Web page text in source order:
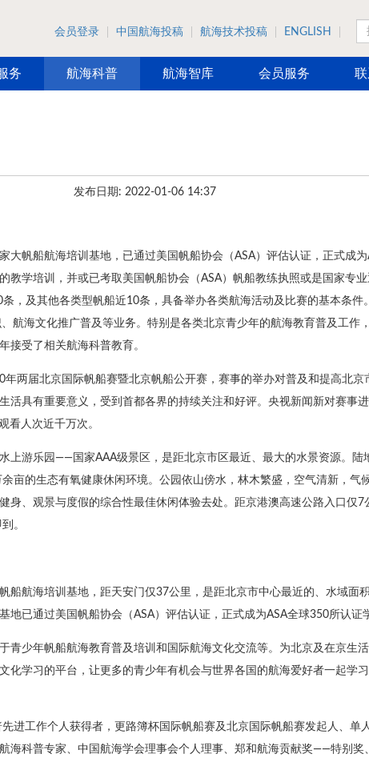
会员登录 中国航海投稿 航海技术投稿 ENGLISH
务 航海科普 航海智库 会员服务
发布日期: 2022-01-06 14:37
大帆船航海培训基地，已通过美国帆船协会（ASA）评估认证，正式成
教学培训，并或已考取美国帆船协会（ASA）帆船教练执照或是国家专
，及其他各类型帆船近10条，具备举办各类航海活动及比赛的基本条件
航海文化推广普及等业务。特别是各类北京青少年的航海教育普及工作
接受了相关航海科普教育。
两届北京国际帆船赛暨北京帆船公开赛，赛事的举办对普及和提高北京
活具有重要意义，受到首都各界的持续关注和好评。央视新闻新对赛事
看人次近千万次。
上游乐园——国家AAA级景区，是距北京市区最近、最大的水景资源。陆
亩的生态有氧健康休闲环境。公园依山傍水，林木繁盛，空气清新，气
身、观景与度假的综合性最佳休闲体验去处。距京港澳高速公路入口仅7
。
船航海培训基地，距天安门仅37公里，是距北京市中心最近的、水域面
地已通过美国帆船协会（ASA）评估认证，正式成为ASA全球350所认证
青少年帆船航海教育普及培训和国际航海文化交流等。为北京及在京生
化学习的平台，让更多的青少年有机会与世界各国的航海爱好者一起学
进工作个人获得者，更路簿杯国际帆船赛及北京国际帆船赛发起人、单
海科普专家、中国航海学会理事会个人理事、郑和航海贡献奖——特别奖